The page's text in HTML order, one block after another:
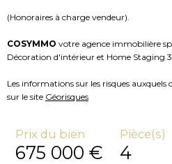
(Honoraires à charge vendeur).
COSYMMO votre agence immobilière
Décoration d'intérieur et Home Staging
Les informations sur les risques auxquels
sur le site Géorisques
Prix du bien
675 000 €
Pièce(s)
4